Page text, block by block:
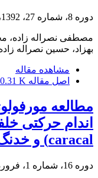
دوره 8، شماره 27، 1392، صفحه
مصطفی نصراله زاده،
بهزاد، حسین نصراله
مشاهده مقاله
اصل مقاله K
مطالعه
caracal) و خدنگ (Herpestes edwardsii)
دوره 16، شماره 1، فروردین 1403، صفحه